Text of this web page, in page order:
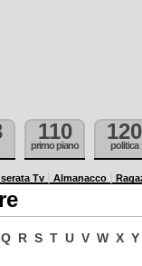
110
primo piano
120
politica
Tv Almanacco
Q R S T U V W X Y